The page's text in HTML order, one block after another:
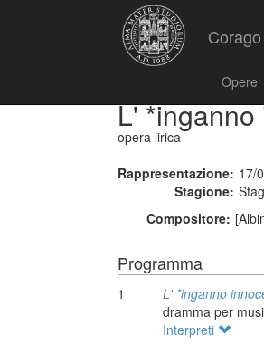
Corago
Opere
L'
opera lirica
Rappresentazione: 17/
Stagione:
Compositore:
Programma
1 L' *inganno
dramma per
Interpreti